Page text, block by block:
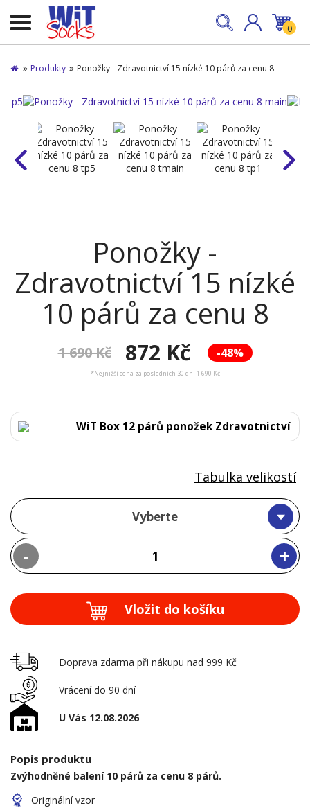
0
Produkty Ponožky - Zdravotnictví 15 nízké 10 párů za cenu 8
Ponožky -
Zdravotnictví 15 nízké
10 párů za cenu 8
-48%
1 690 Kč 872 Kč
*Nejnižší cena za posledních 30 dní 1 690 Kč
WiT Box 12 párů ponožek Zdravotnictví
Vyberte
- +
Tabulka velikostí
Vložit do košíku
Doprava zdarma při nákupu nad 999 Kč
Vrácení do 90 dní
U Vás 12.08.2026
Popis produktu
Zvýhodněné balení 10 párů za cenu 8 párů.
Originální vzor